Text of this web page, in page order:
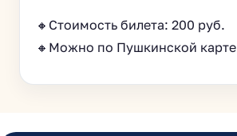
🔸Стоимость билета: 200 руб.
🔸Можно по Пушкинской карте